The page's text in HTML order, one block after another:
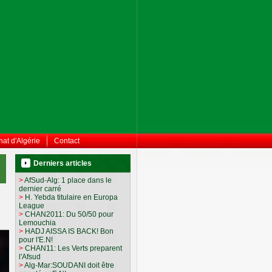
d'Algérie Contact
Derniers articles
>AfSud-Alg: 1 place dans le
dernier carré
> H. Yebda titulaire en Europa
League
> CHAN2011: Du 50/50 pour
Lemouchia
> HADJ AISSA IS BACK! Bon
pour l'E.N!
> CHAN11: Les Verts preparent
l'Afsud
>Alg-Mar:SOUDANI doit être